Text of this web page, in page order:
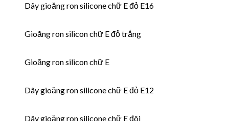
Dây gioăng ron silicone chữ E đỏ E16
Gioăng ron silicon chữ E đỏ trắng
Gioăng ron silicon chữ E
Dây gioăng ron silicone chữ E đỏ E12
Dây gioăng ron silicone chữ E đôi